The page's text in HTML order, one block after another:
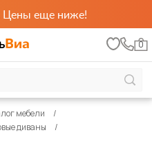
Цены еще ниже!
0
мебели
диваны